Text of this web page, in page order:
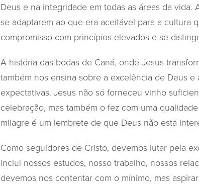
Deus e na integridade em todas as áreas da
se adaptarem ao que era aceitável para a cultura
compromisso com princípios elevados e se
A história das bodas de Caná, onde Jesus
também nos ensina sobre a excelência de Deus
expectativas. Jesus não só forneceu vinho
celebração, mas também o fez com uma
milagre é um lembrete de que Deus não está
Como seguidores de Cristo, devemos lutar pela
inclui nossos estudos, nosso trabalho, nossos
devemos nos contentar com o mínimo, mas